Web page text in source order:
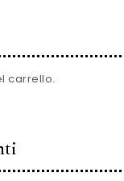
carrello.